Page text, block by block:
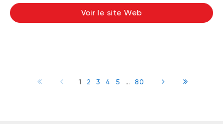
Voir le site Web
1 2 3 4 5 ... 80